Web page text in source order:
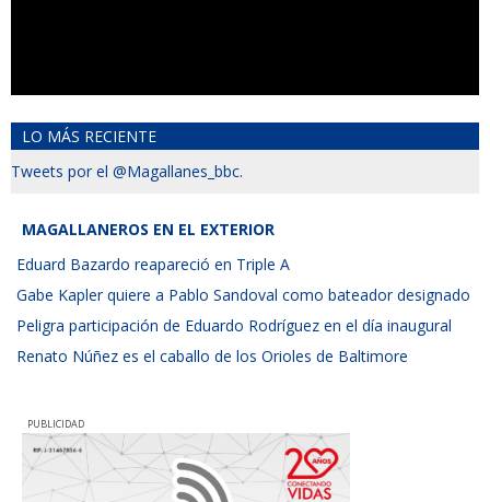
LO MÁS RECIENTE
Tweets por el @Magallanes_bbc.
MAGALLANEROS EN EL EXTERIOR
Eduard Bazardo reapareció en Triple A
Gabe Kapler quiere a Pablo Sandoval como bateador designado
Peligra participación de Eduardo Rodríguez en el día inaugural
Renato Núñez es el caballo de los Orioles de Baltimore
PUBLICIDAD